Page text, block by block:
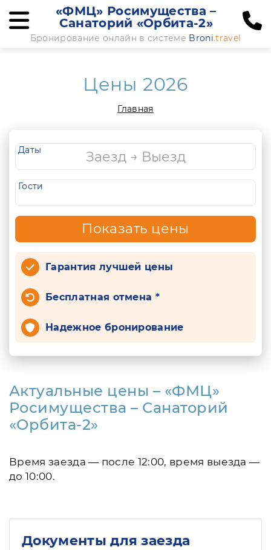
«ФМЦ» Росимущества –
Санаторий «Орбита-2»
Бронирование онлайн в системе Broni.travel
Цены 2026
Главная
Даты
Гости
Показать цены
Гарантия лучшей цены
Бесплатная отмена *
Надежное бронирование
Актуальные цены – «ФМЦ»
Росимущества – Санаторий
«Орбита-2»
Время заезда — после 12:00, время выезда —
до 10:00.
Документы для заезда